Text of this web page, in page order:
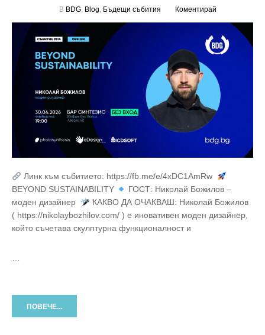
В BDG, Blog, Бъдещи събития Коментирай
Линк към събитието: https://fb.me/e/4xDC1AmRw
BEYOND SUSTAINABILITY
ГОСТ: Николай Божилов –
моден дизайнер
КАКВО ДА ОЧАКВАШ: Николай Божилов
( https://nikolaybozhilov.com/ ) е иновативен моден дизайнер,
който съчетава скулптурна функционалност и
…
ПОВЕЧЕ...